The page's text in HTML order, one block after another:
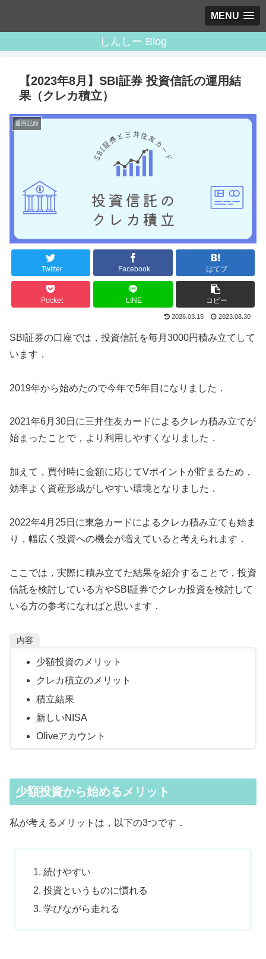
MENU
しんしー Blog
【2023年8月】SBI証券 投資信託の運用結
果（クレカ積立）
運用記録
Twitter Facebook はてブ
Pocket LINE コピー
2026.03.15 2023.08.30
SBI証券の口座では，投資信託を毎月3000円積み立てして
います．
2019年から始めたので今年で5年目になりました．
2021年6月30日に三井住友カードによるクレカ積み立てが
始まったことで，より利用しやすくなりました．
加えて，買付時に金額に応じてVポイントが貯まるため，
効率よく資産形成がしやすい環境となりました．
2022年4月25日に東急カードによるクレカ積み立ても始ま
り，幅広く投資への機会が増えていると考えられます．
ここでは，実際に積み立てた結果を紹介することで，投資
信託を検討している方やSBI証券でクレカ投資を検討して
いる方の参考になればと思います．
内容
少額投資のメリット
クレカ積立のメリット
積立結果
新しいNISA
Oliveアカウント
少額投資から始めるメリット
私が考えるメリットは，以下の3つです．
続けやすい
投資というものに慣れる
学びながら走れる